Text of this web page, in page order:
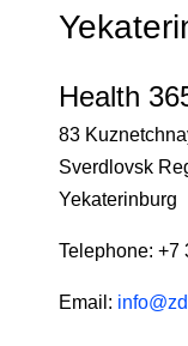
Health
83
Sverdlovsk
Yekaterinburg
Telephone: +7
Email: